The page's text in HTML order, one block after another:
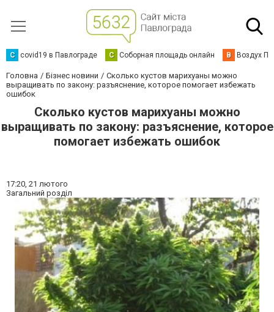
C covid19 в Павлограде С Соборная площадь онлайн В Воздух
Головна Бізнес новини
Сколько кустов марихуаны можно
выращивать по закону: разъяснение, которое помогает избежать
ошибок
Сколько кустов марихуаны можно
выращивать по закону: разъяснение, которое
помогает избежать ошибок
17:20, 21 лютого
Загальний розділ